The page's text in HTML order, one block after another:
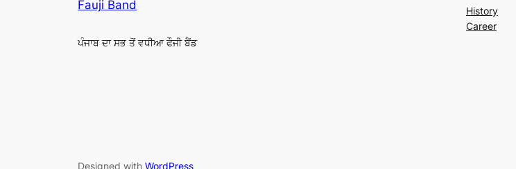
Fauji Band
ਪੰਜਾਬ ਦਾ ਸਭ ਤੋਂ ਵਧੀਆ ਫੌਜੀ ਬੈਂਡ
History
Career
Designed with WordPress